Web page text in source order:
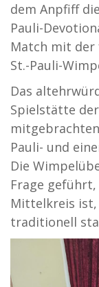
dem Anpfiff
Pauli-
Match mit der
St.-Pauli-
Das
Spielstätte
Pauli- und
Die
Frage
Mittelkreis ist,
traditionell